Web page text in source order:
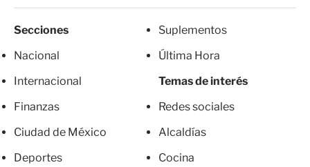
Secciones
Nacional
Internacional
Finanzas
Ciudad de México
Deportes
Suplementos
Última Hora
Temas de interés
Redes sociales
Alcaldías
Cocina